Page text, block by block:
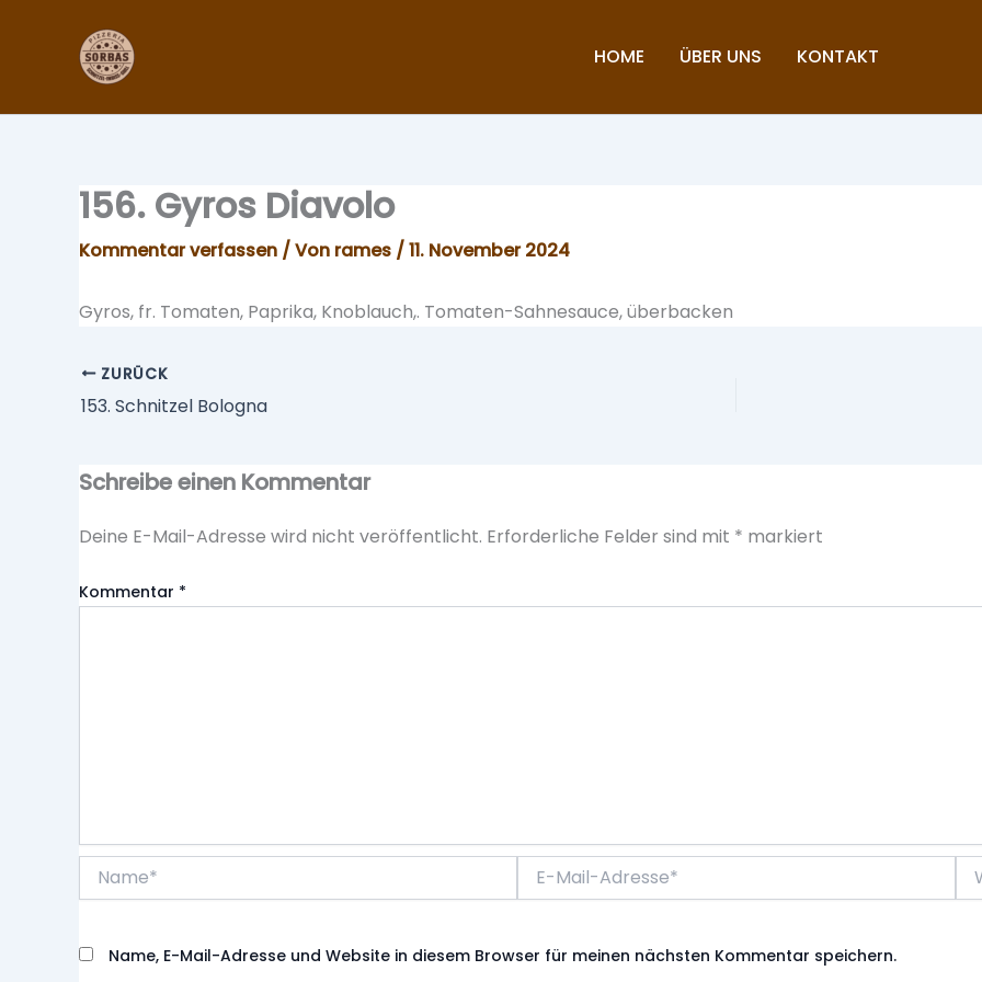
HOME ÜBER UNS KONTAKT
156. Gyros Diavolo
Kommentar verfassen / Von rames /11. November 2024
Gyros, fr. Tomaten, Paprika, Knoblauch,. Tomaten-Sahnesauce, überbacken
ZURÜCK
153. Schnitzel Bologna
Schreibe einen Kommentar
Deine E-Mail-Adresse wird nicht veröffentlicht. Erforderliche Felder sind mit * markiert
Kommentar *
Mail-
Name, E-Mail-Adresse und Website in diesem Browser für meinen nächsten Kommentar speichern.